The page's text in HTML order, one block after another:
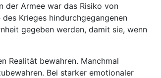
der Armee war das Risiko von
Krieges hindurchgegangenen
gegeben werden, damit sie, wenn
Realität bewahren. Manchmal
Bei starker emotionaler